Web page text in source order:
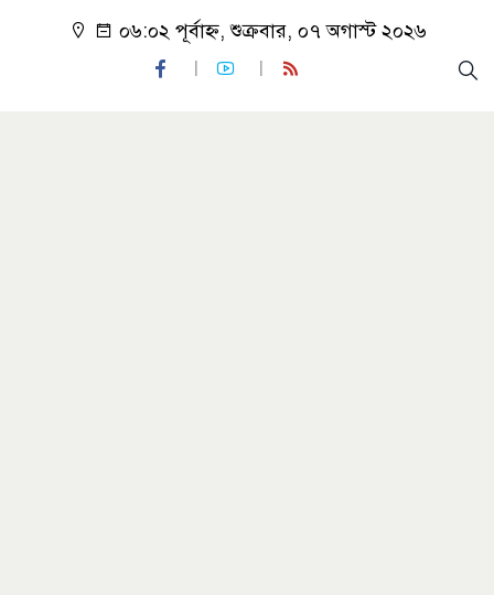
০৬:০২ পূর্বাহ্ন, শুক্রবার, ০৭ অগাস্ট ২০২৬